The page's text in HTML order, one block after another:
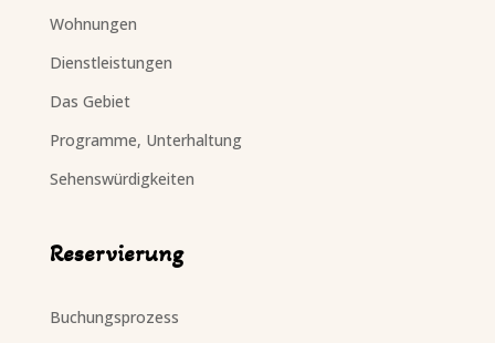
Wohnungen
Dienstleistungen
Das Gebiet
Programme, Unterhaltung
Sehenswürdigkeiten
Reservierung
Buchungsprozess